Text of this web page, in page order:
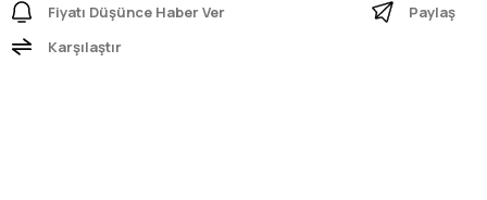
Fiyatı Düşünce Haber Ver
Paylaş
Karşılaştır